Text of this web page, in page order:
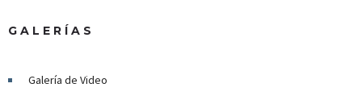
GALERÍAS
Galería de Video